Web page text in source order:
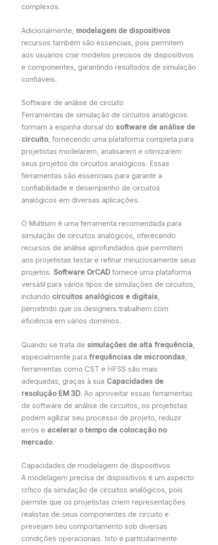
complexos.
Adicionalmente, modelagem de dispositivos
recursos também são essenciais, pois permitem
aos usuários criar modelos precisos de dispositivos
e componentes, garantindo resultados de simulação
confiáveis.
Software de análise de circuito
Ferramentas de simulação de circuitos analógicos
formam a espinha dorsal do software de análise de
circuito, fornecendo uma plataforma completa para
projetistas modelarem, analisarem e otimizarem
seus projetos de circuitos analógicos. Essas
ferramentas são essenciais para garantir a
confiabilidade e desempenho de circuitos
analógicos em diversas aplicações.
O Multisim é uma ferramenta recomendada para
simulação de circuitos analógicos, oferecendo
recursos de análise aprofundados que permitem
aos projetistas testar e refinar minuciosamente seus
projetos. Software OrCAD fornece uma plataforma
versátil para vários tipos de simulações de circuitos,
incluindo circuitos analógicos e digitais,
permitindo que os designers trabalhem com
eficiência em vários domínios.
Quando se trata de simulações de alta frequência,
especialmente para frequências de microondas,
ferramentas como CST e HFSS são mais
adequadas, graças à sua Capacidades de
resolução EM 3D. Ao aproveitar essas ferramentas
de software de análise de circuitos, os projetistas
podem agilizar seu processo de projeto, reduzir
erros e acelerar o tempo de colocação no
mercado.
Capacidades de modelagem de dispositivos
A modelagem precisa de dispositivos é um aspecto
crítico da simulação de circuitos analógicos, pois
permite que os projetistas criem representações
realistas de seus componentes de circuito e
prevejam seu comportamento sob diversas
condições operacionais. Isto é particularmente